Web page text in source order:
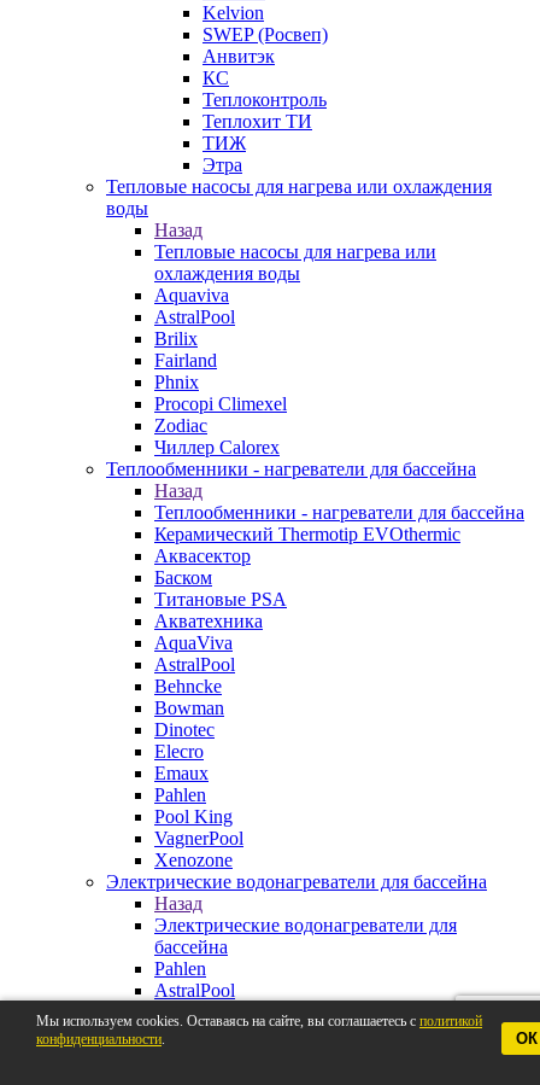
Kelvion
SWEP (Росвеп)
Анвитэк
КС
Теплоконтроль
Теплохит ТИ
ТИЖ
Этра
Тепловые насосы для нагрева или охлаждения
воды
Назад
Тепловые насосы для нагрева или
охлаждения воды
Aquaviva
AstralPool
Brilix
Fairland
Phnix
Procopi Climexel
Zodiac
Чиллер Calorex
Теплообменники - нагреватели для бассейна
Назад
Теплообменники - нагреватели для бассейна
Керамический Thermotip EVOthermic
Аквасектор
Баском
Титановые PSA
Акватехника
AquaViva
AstralPool
Behncke
Bowman
Dinotec
Elecro
Emaux
Pahlen
Pool King
VagnerPool
Xenozone
Электрические водонагреватели для бассейна
Назад
Электрические водонагреватели для
бассейна
Pahlen
AstralPool
Aquaviva
Behncke
Мы используем cookies. Оставаясь на сайте, вы соглашаетесь с политикой
конфиденциальности. ОК